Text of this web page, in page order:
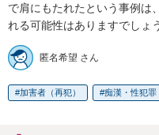
で肩にもたれたという事例は
れる可能性はありますでしょ
匿名希望 さん
加害者（再犯） 痴漢・性犯罪